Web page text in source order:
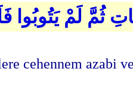
ثُمَّ لَمْ
cehennem azabi